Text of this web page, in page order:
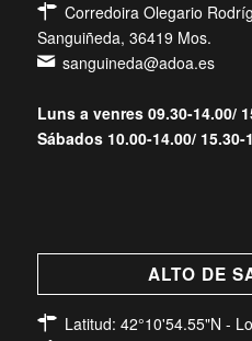
Corredoira Olegario
Sanguiñeda, 36419 Mos.
sanguineda@adoa.es
Luns a venres 09.30-14.00/
Sábados 10.00-14.00/ 15.30-
ALTO DE
Latitud: 42°10'54.55"N -